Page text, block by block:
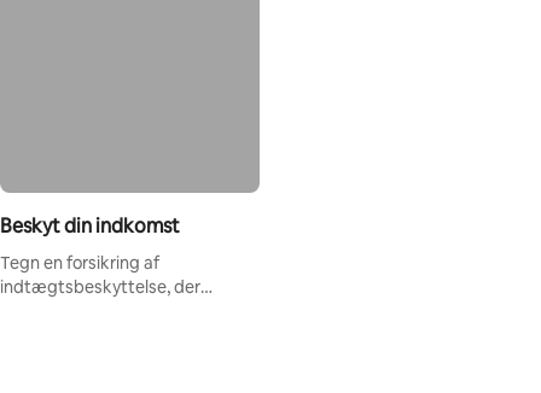
Beskyt din indkomst
Tegn en forsikring af
indtægtsbeskyttelse, der